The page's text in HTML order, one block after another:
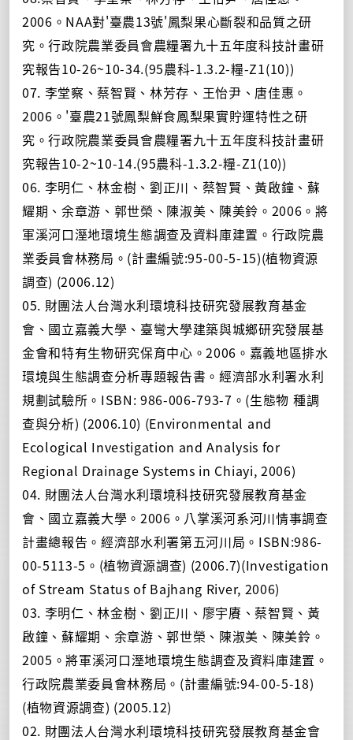
2006。NAA對'臺農13號'鳳梨果心斷裂和品質之研
究。行政院農業委員會農糧署九十五年度科技計畫研
究報告10-26~10-34.(95農科-1.3.2-糧-Z1(10))
07. 李堂察、蔡智賢、林芳存、王怡尹、唐佳惠。
2006。'臺農21號鳳梨鮮食鳳梨果實貯運特性之研
究。行政院農業委員會農糧署九十五年度科技計畫研
究報告10-2~10-14.(95農科-1.3.2-糧-Z1(10))
06. 李明仁、林金樹、劉正川、蔡智賢、黃啟鐘、蘇
耀期、余章游、郭世榮、陳淑美、陳美鈴。2006。將
軍溪河口溼地環境生態調查及資料庫建置。行政院農
業委員會林務局。(計畫編號:95-00-5-15)(植物資源
調查) (2006.12)
05. 財團法人台灣水利環境科技研究發展教育基金
會、國立嘉義大學、臺彎大學建築與城鄉研究發展基
金會和特有生物研究保育中心。2006。嘉義地區排水
環境與生態調查分析專題報告書。經濟部水利署水利
規劃試驗所。ISBN: 986-006-793-7。(生態物 種調
查與分析) (2006.10) (Environmental and
Ecological Investigation and Analysis for
Regional Drainage Systems in Chiayi, 2006)
04. 財團法人台灣水利環境科技研究發展教育基金
會、國立嘉義大學。2006。八掌溪河系河川情事調查
計畫總報告。經濟部水利署第五河川局。ISBN:986-
00-5113-5。(植物資源調查) (2006.7)(Investigation
of Stream Status of Bajhang River, 2006)
03. 李明仁、林金樹、劉正川、廖宇賡、蔡智賢、黃
啟鐘、蘇耀期、余章游、郭世榮、陳淑美、陳美鈴。
2005。將軍溪河口溼地環境生態調查及資料庫建置。
行政院農業委員會林務局。(計畫編號:94-00-5-18)
(植物資源調查) (2005.12)
02. 財團法人台灣水利環境科技研究發展教育基金會